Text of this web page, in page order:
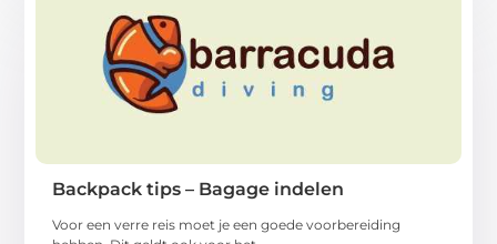
Backpack tips – Bagage indelen
Voor een verre reis moet je een goede voorbereiding